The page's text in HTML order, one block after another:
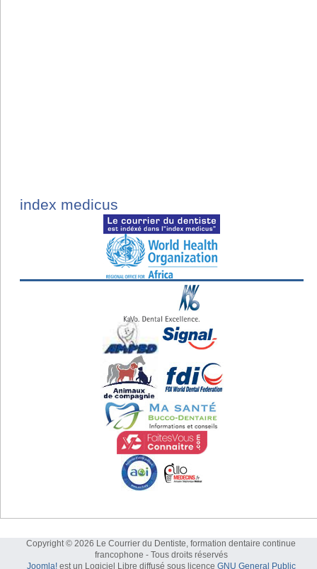
index medicus
Copyright © 2026 Le Courrier du Dentiste, formation dentaire continue
francophone - Tous droits réservés
Joomla!est un Logiciel Libre diffusé sous licence GNU General Public